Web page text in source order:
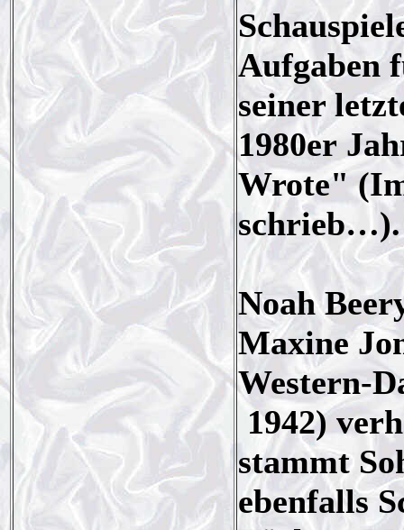
Aufgaben
seiner
1980er
Wrote"
schrieb…).
Noah
Maxine
Western-
1942)
stammt
ebenfalls